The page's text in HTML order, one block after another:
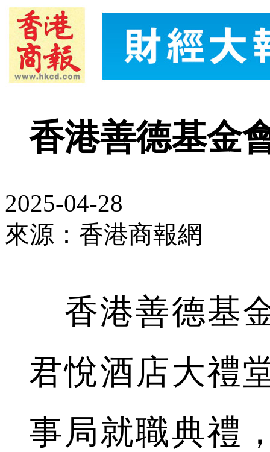
香港善德基金
2025-04-28
來源：香港商報網
香港善德基
君悅酒店大禮
事局就職典禮